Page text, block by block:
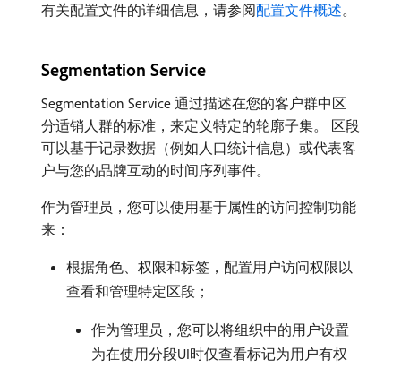
有关配置文件的详细信息，请参阅配置文件概述。
Segmentation Service
Segmentation Service 通过描述在您的客户群中区
分适销人群的标准，来定义特定的轮廓子集。 区段
可以基于记录数据（例如人口统计信息）或代表客
户与您的品牌互动的时间序列事件。
作为管理员，您可以使用基于属性的访问控制功能
来：
根据角色、权限和标签，配置用户访问权限以
查看和管理特定区段；
作为管理员，您可以将组织中的用户设置
为在使用分段UI时仅查看标记为用户有权